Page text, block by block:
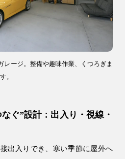
レージ。整備や趣味作業、くつろぎま
。
ぐ”設計：出入り・視線・
出入りでき、寒い季節に屋外へ